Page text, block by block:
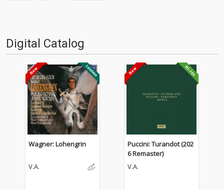
Digital Catalog
Wagner: Lohengrin
V.A.
Puccini: Turandot (202
6 Remaster)
V.A.